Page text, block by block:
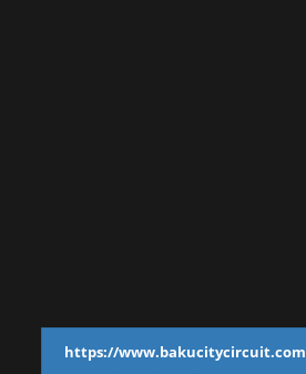
https://www.bakucitycircuit.com